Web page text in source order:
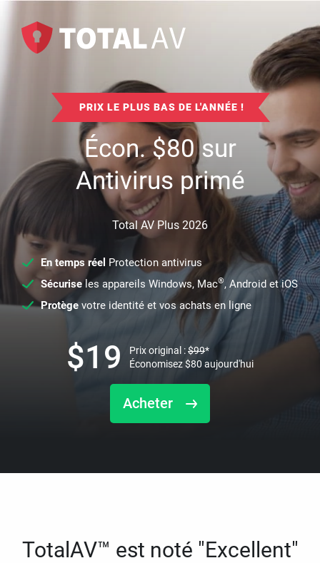
PRIX LE PLUS BAS DE L'ANNÉE !
Écon.$80sur
Antivirus primé
Total AV Plus 2026
En temps réel Protection antivirus
Sécuriseles appareils Windows, Mac®, Android et iOS
Protège votre identité et vos achats en ligne
Acheter
$19 Prix original :$99*
Économisez$80 aujourd'hui
TotalAV™ est noté "Excellent"